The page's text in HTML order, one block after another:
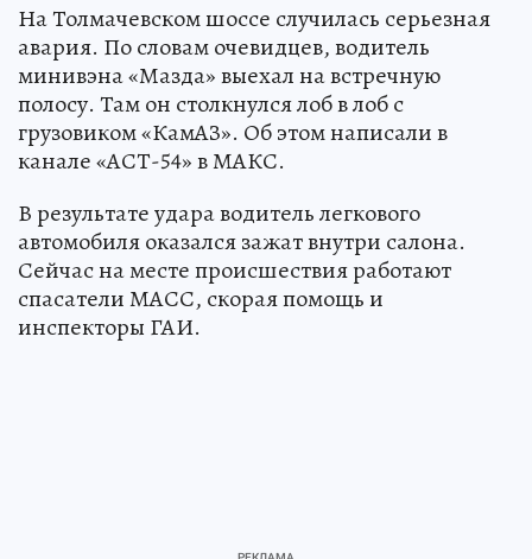
На Толмачевском шоссе случилась серьезная
авария. По словам очевидцев, водитель
минивэна «Мазда» выехал на встречную
полосу. Там он столкнулся лоб в лоб с
грузовиком «КамАЗ». Об этом написали в
канале «АСТ-54» в МАКС.
В результате удара водитель легкового
автомобиля оказался зажат внутри салона.
Сейчас на месте происшествия работают
спасатели МАСС, скорая помощь и
инспекторы ГАИ.